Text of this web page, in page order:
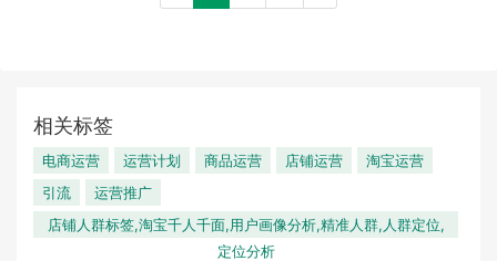
相关标签
电商运营 运营计划 商品运营 店铺运营
淘宝运营
引流
运营推广
店铺人群标签,淘宝千人千面,用户画像分析,精准人群,人群定位,
定位分析